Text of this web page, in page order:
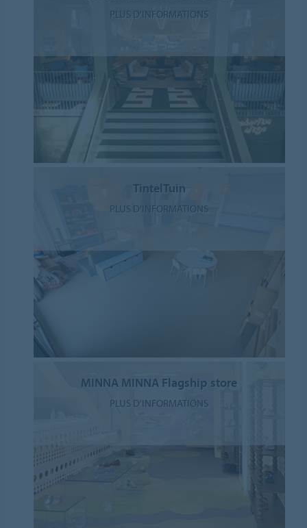
PLUS D'INFORMATIONS
TintelTuin
PLUS D'INFORMATIONS
MINNA MINNA Flagship store
PLUS D'INFORMATIONS